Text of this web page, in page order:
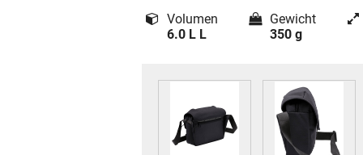
Volumen
6.0 L L
Gewicht
350 g